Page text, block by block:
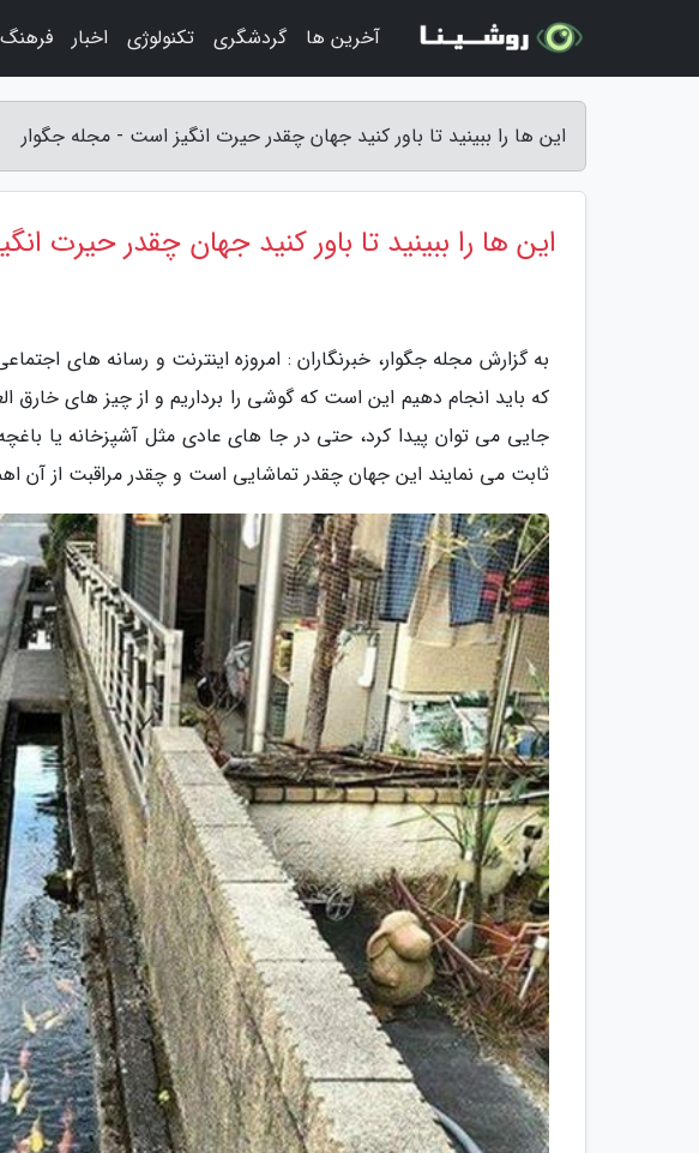
این ها را ببینید تا باور کنید جهان چقدر حیرت انگیز است - مجله جگوار
این ها را ببینید تا باور کنید جهان چقدر حیرت
به گزارش مجله جگوار، خبرنگاران : امروزه اینترنت و رسانه های
که باید انجام دهیم این است که گوشی را برداریم و از چیز های
جایی می توان پیدا کرد، حتی در جا های عادی مثل آشپزخانه یا
ثابت می نمایند این جهان چقدر تماشایی است و چقدر مراقبت از آن
آخرین ها گردشگری تکنولوژی اخبار